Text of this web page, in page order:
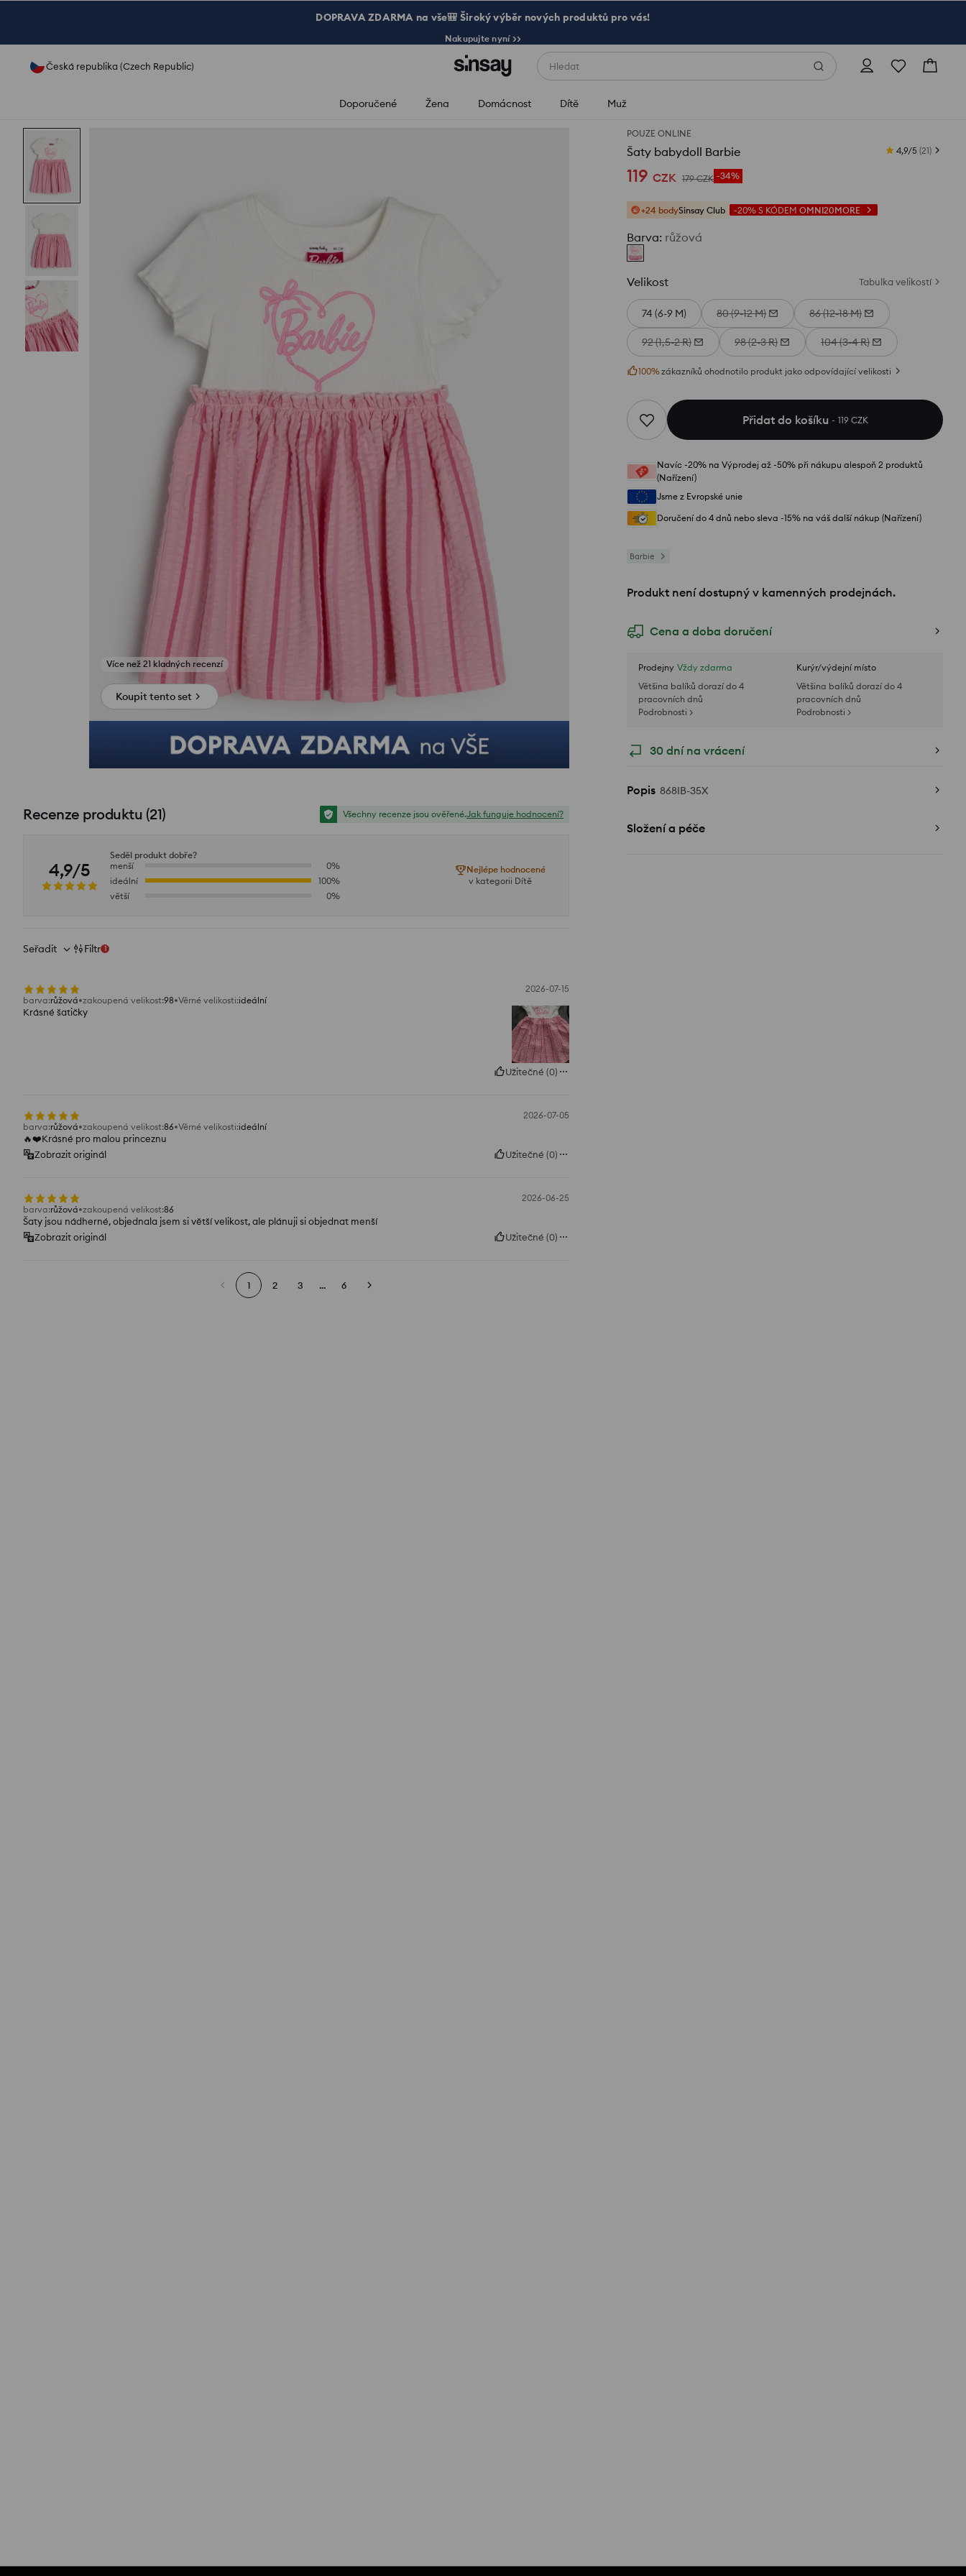
DOPRAVA ZDARMA na vše🎒 Široký výběr nových produktů pro vás!
Nakupujte nyní >>
Česká republika (Czech Republic) Hledat
Doporučené Žena Domácnost Dítě Muž
POUZE ONLINE
Šaty babydoll Barbie 4,9/5 (21)
119 CZK 179 CZK -34%
+24 bodySinsay Club -20% S KÓDEM OMNI20MORE
Barva: růžová
Velikost Tabulka velikostí
74 (6-9 M) 80 (9-12 M) 86 (12-18 M)
92 (1,5-2 R) 98 (2-3 R) 104 (3-4 R)
100%zákazníků ohodnotilo produkt jako odpovídající velikosti
Přidat do košíku 119 CZK
Navíc -20% na Výprodej až -50% při nákupu alespoň 2 produktů
(Nařízení)
Jsme z Evropské unie
Doručení do 4 dnů nebo sleva -15% na váš další nákup (Nařízení)
Barbie
Produkt není dostupný v kamenných prodejnách.
Cena a doba doručení
Prodejny Vždy zdarma
Většina balíků dorazí do 4
pracovních dnů
Podrobnosti >
Kurýr/výdejní místo
Většina balíků dorazí do 4
pracovních dnů
Podrobnosti >
30 dní na vrácení
Popis 868IB-35X
Složení a péče
Zobrazit fotografie z recenzí
Koupit tento set
Recenze produktu (21) Všechny recenze jsou ověřené.Jak funguje hodnocení?
4,9/5
Seděl produkt dobře?
menší
0%
ideální
100%
větší
0%
Nejlépe hodnocené
v kategorii Dítě
Seřadit Filtr 1
2026-07-15
barva:růžová zakoupená velikost:98 Věrné velikosti:ideální
Krásné šatičky
Užitečné (0)
2026-07-05
barva:růžová zakoupená velikost:86 Věrné velikosti:ideální
🔥❤️Krásné pro malou princeznu
Zobrazit originál
Užitečné (0)
2026-06-25
barva:růžová zakoupená velikost:86
Šaty jsou nádherné, objednala jsem si větší velikost, ale plánuji si objednat menší
Zobrazit originál
Užitečné (0)
1 2 3 ... 6